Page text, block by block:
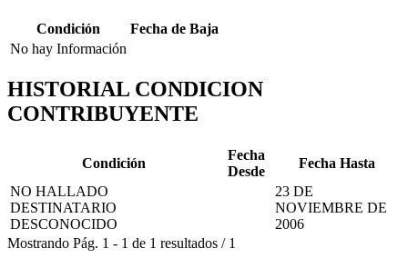
Condición
Fecha de Baja
No hay Información
HISTORIAL CONDICION
CONTRIBUYENTE
Condición
Fecha
Desde
Fecha Hasta
NO HALLADO
DESTINATARIO
DESCONOCIDO
23 DE
NOVIEMBRE DE
2006
Mostrando Pág. 1 - 1 de 1 resultados / 1